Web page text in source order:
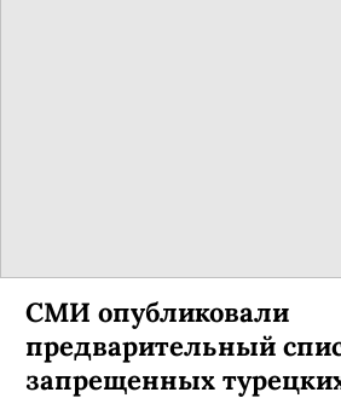
СМИ опубликовали
предварительный
запрещенных